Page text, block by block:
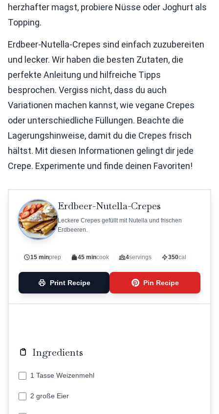
herzhafter magst, probiere Nüsse oder Joghurt als
Topping.
Erdbeer-Nutella-Crepes sind einfach zuzubereiten
und lecker. Wir haben die besten Zutaten, die
perfekte Anleitung und hilfreiche Tipps
besprochen. Vergiss nicht, dass du auch
Variationen machen kannst, wie vegane Crepes
oder unterschiedliche Füllungen. Beachte die
Lagerungshinweise, damit du die Crepes frisch
hältst. Mit diesen Informationen gelingt dir jede
Crepe. Experimente und finde deinen Favoriten!
Erdbeer-Nutella-Crepes
Leckere Crepes gefüllt mit Nutella und frischen
Erdbeeren.
15 minprep 45 mincook 4servings 350cal
Print Recipe Pin Recipe
Ingredients
1 Tasse Weizenmehl
2 große Eier